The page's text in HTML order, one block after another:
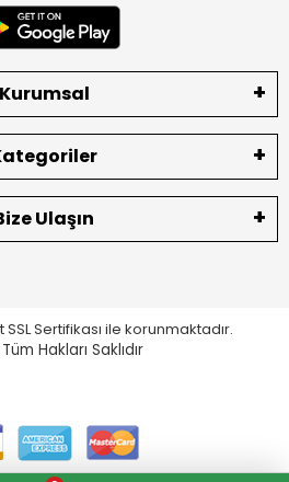
Kurumsal
Ulaşın
Sertifikası ile korunmaktadır.
Tüm Hakları Saklıdır